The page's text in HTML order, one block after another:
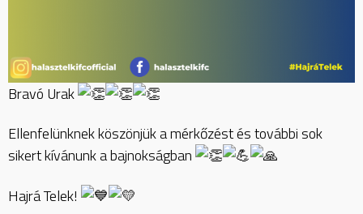
Bravó Urak
Ellenfelünknek köszönjük a mérkőzést és további sok
sikert kívánunk a bajnokságban
Hajrá Telek!